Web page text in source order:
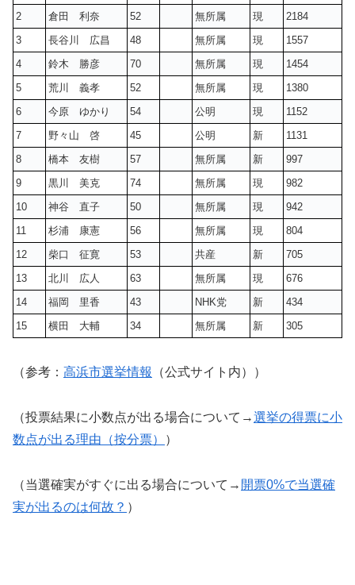
2
倉田 利奈 52 無所属 現
2184
3
長谷川 広昌 48 無所属 現
1557
4
鈴木 勝彦 70 無所属 現
1454
5
荒川 義孝 52 無所属 現
1380
6
今原 ゆかり 54 公明 現
1152
7
野々山 啓 45 公明 新
1131
8
橋本 友樹 57 無所属 新
997
9
黒川 美克 74 無所属 現
982
10
神谷 直子 50 無所属 現
942
11
杉浦 康憲 56 無所属 現
804
12
柴口 征寛 53 共産 新
705
13
北川 広人 63 無所属 現
676
14
福岡 里香 43 NHK党 新
434
15
横田 大輔 34 無所属 新 305
（参考： 高浜市選挙情報 （公式サイト内））
（投票結果に小数点が出る場合について→選挙の得票に小
数点が出る理由（按分票）
）
（当選確実がすぐに出る場合について→ 開票0%で当選確
実が出るのは何故？ ）